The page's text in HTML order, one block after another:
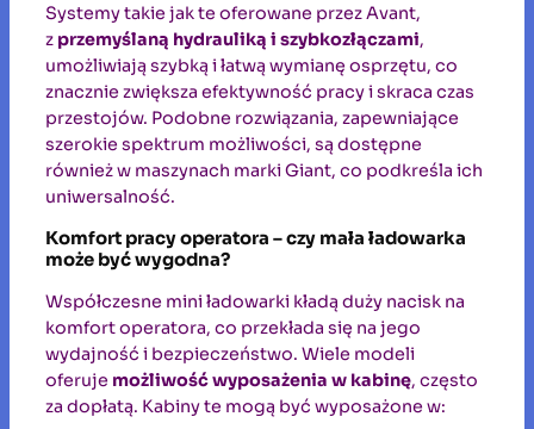
Systemy takie jak te oferowane przez Avant,
z przemyślaną hydrauliką i szybkozłączami,
umożliwiają szybką i łatwą wymianę osprzętu, co
znacznie zwiększa efektywność pracy i skraca czas
przestojów. Podobne rozwiązania, zapewniające
szerokie spektrum możliwości, są dostępne
również w maszynach marki Giant, co podkreśla ich
uniwersalność.
Komfort pracy operatora – czy mała ładowarka
może być wygodna?
Współczesne mini ładowarki kładą duży nacisk na
komfort operatora, co przekłada się na jego
wydajność i bezpieczeństwo. Wiele modeli
oferuje możliwość wyposażenia w kabinę, często
za dopłatą. Kabiny te mogą być wyposażone w: